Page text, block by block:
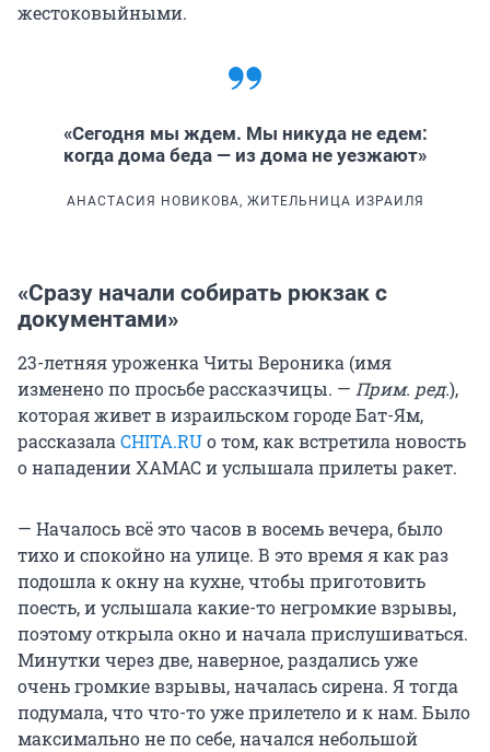
жестоковыйными.
«Сегодня мы ждем. Мы никуда не едем:
когда дома беда — из дома не уезжают»
АНАСТАСИЯ НОВИКОВА, ЖИТЕЛЬНИЦА ИЗРАИЛЯ
«Сразу начали собирать рюкзак с
документами»
23-летняя уроженка Читы Вероника (имя
изменено по просьбе рассказчицы. — Прим. ред.),
которая живет в израильском городе Бат-Ям,
рассказала CHITA.RUо том, как встретила новость
о нападении ХАМАС и услышала прилеты ракет.
— Началось всё это часов в восемь вечера, было
тихо и спокойно на улице. В это время я как раз
подошла к окну на кухне, чтобы приготовить
поесть, и услышала какие-то негромкие взрывы,
поэтому открыла окно и начала прислушиваться.
Минутки через две, наверное, раздались уже
очень громкие взрывы, началась сирена. Я тогда
подумала, что что-то уже прилетело и к нам. Было
максимально не по себе, начался небольшой